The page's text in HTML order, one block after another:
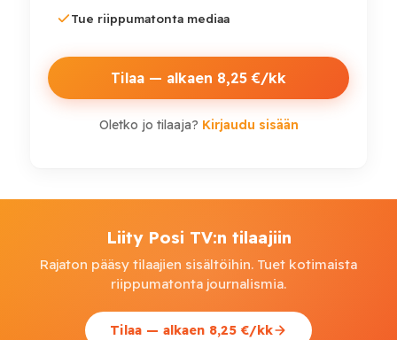
Tue riippumatonta mediaa
Tilaa — alkaen 8,25 €/kk
Oletko jo tilaaja? Kirjaudu sisään
Liity Posi TV:n tilaajiin
Rajaton pääsy tilaajien sisältöihin. Tuet kotimaista
riippumatonta journalismia.
Tilaa — alkaen 8,25 €/kk